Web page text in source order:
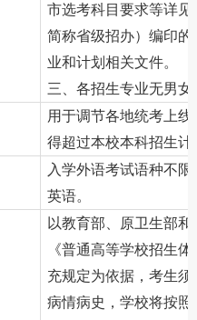
市选考科目要求等详
简称省级招办）编印的
业和计划相关文件。
三、各招生专业无男女
用于调节各地统考上
得超过本校本科招生计
入学外语考试语种不
英语。
以教育部、原卫生部
《普通高等学校招生
充规定为依据，考生
病情病史，学校将按